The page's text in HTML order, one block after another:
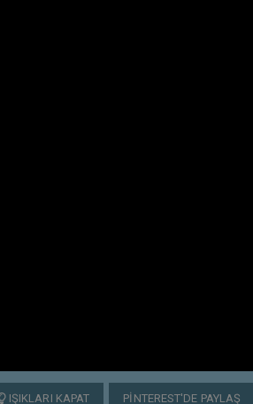
IŞIKLARI KAPAT PINTEREST'DE PAYLAŞ